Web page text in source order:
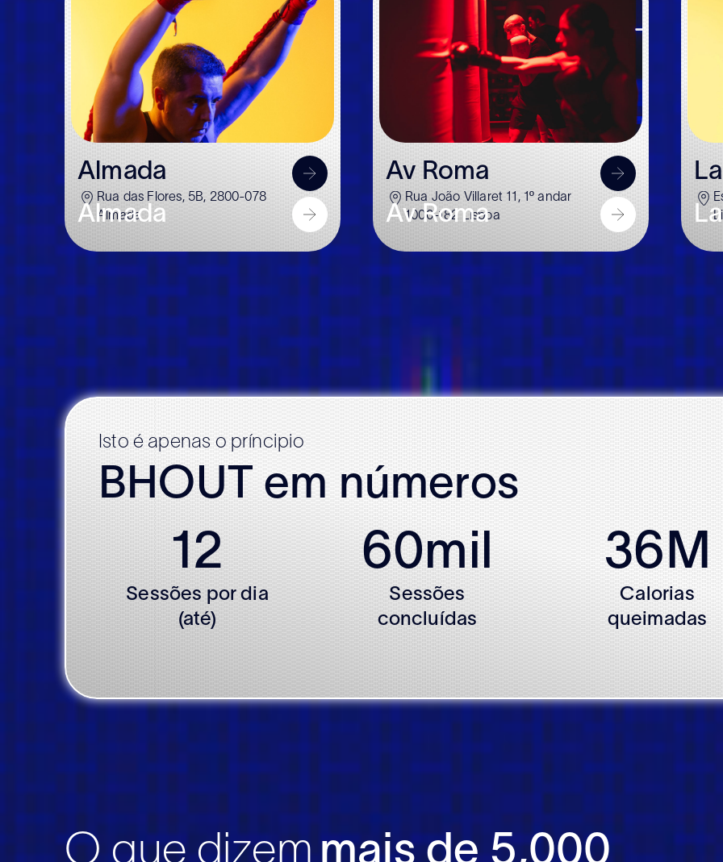
Almada
Almada
Rua das Flores, 5B, 2800-078
Almada
Av Roma
Av Roma
Rua João Villaret 11, 1º andar
1000-182 Lisboa
Isto é apenas o príncipio
BHOUT em números
12
Sessões por dia
(até)
60mil
Sessões
concluídas
36M
Calorias
queimadas
O que dizem mais de 5,000